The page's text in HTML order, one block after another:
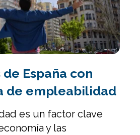
España con
de empleabilidad
es un factor clave
y las